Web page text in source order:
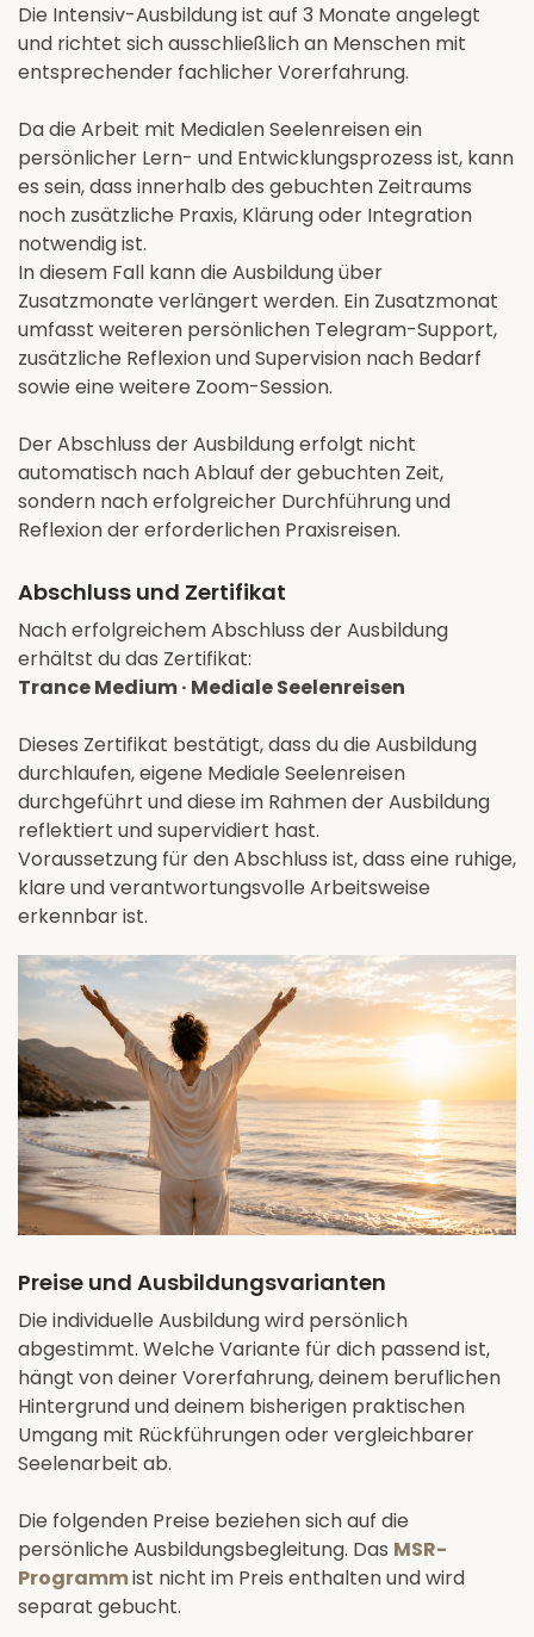
Die Intensiv-Ausbildung ist auf 3 Monate angelegt
und richtet sich ausschließlich an Menschen mit
entsprechender fachlicher Vorerfahrung.
Da die Arbeit mit Medialen Seelenreisen ein
persönlicher Lern- und Entwicklungsprozess ist, kann
es sein, dass innerhalb des gebuchten Zeitraums
noch zusätzliche Praxis, Klärung oder Integration
notwendig ist.
In diesem Fall kann die Ausbildung über
Zusatzmonate verlängert werden. Ein Zusatzmonat
umfasst weiteren persönlichen Telegram-Support,
zusätzliche Reflexion und Supervision nach Bedarf
sowie eine weitere Zoom-Session.
Der Abschluss der Ausbildung erfolgt nicht
automatisch nach Ablauf der gebuchten Zeit,
sondern nach erfolgreicher Durchführung und
Reflexion der erforderlichen Praxisreisen.
Abschluss und Zertifikat
Nach erfolgreichem Abschluss der Ausbildung
erhältst du das Zertifikat:
Trance Medium · Mediale Seelenreisen
Dieses Zertifikat bestätigt, dass du die Ausbildung
durchlaufen, eigene Mediale Seelenreisen
durchgeführt und diese im Rahmen der Ausbildung
reflektiert und supervidiert hast.
Voraussetzung für den Abschluss ist, dass eine ruhige,
klare und verantwortungsvolle Arbeitsweise
erkennbar ist.
Preise und Ausbildungsvarianten
Die individuelle Ausbildung wird persönlich
abgestimmt. Welche Variante für dich passend ist,
hängt von deiner Vorerfahrung, deinem beruflichen
Hintergrund und deinem bisherigen praktischen
Umgang mit Rückführungen oder vergleichbarer
Seelenarbeit ab.
Die folgenden Preise beziehen sich auf die
persönliche Ausbildungsbegleitung. Das MSR-
Programmist nicht im Preis enthalten und wird
separat gebucht.